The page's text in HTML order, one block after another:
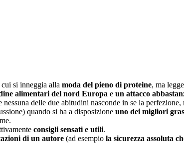
si inneggia alla moda del pieno di proteine, ma
alimentari del nord Europa e un attacco
nessuna delle due abitudini nasconde in se la
quando si ha a disposizione uno dei migliori
consigli sensati e utili.
di un autore (ad esempio la sicurezza assoluta